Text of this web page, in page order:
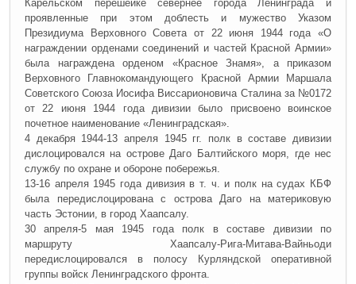
Карельском перешейке севернее города Ленинграда и
проявленные при этом доблесть и мужество Указом
Президиума Верховного Совета от 22 июня 1944 года «О
награждении орденами соединений и частей Красной Армии»
была награждена орденом «Красное Знамя», а приказом
Верховного Главнокомандующего Красной Армии Маршала
Советского Союза Иосифа Виссарионовича Сталина за №0172
от 22 июня 1944 года дивизии было присвоено воинское
почетное наименование «Ленинградская».
4 декабря 1944-13 апреля 1945 гг. полк в составе дивизии
дислоцировался на острове Даго Балтийского моря, где нес
службу по охране и обороне побережья.
13-16 апреля 1945 года дивизия в т. ч. и полк на судах КБФ
была передислоцирована с острова Даго на материковую
часть Эстонии, в город Хаапсалу.
30 апреля-5 мая 1945 года полк в составе дивизии по
маршруту Хаапсалу-Рига-Митава-Вайньоди
передислоцировался в полосу Курляндской оперативной
группы войск Ленинградского фронта.